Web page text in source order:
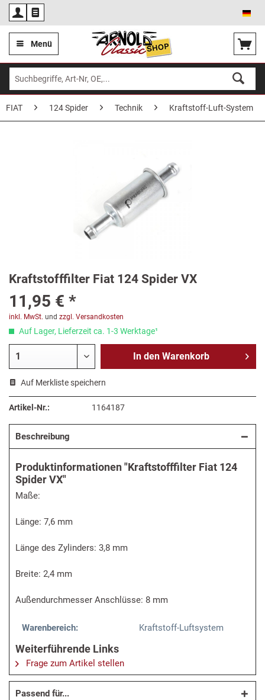
Menü
FIAT 124 Spider Technik Kraftstoff-Luft-System
Kraftstofffilter Fiat 124 Spider VX
11,95 € *
inkl. MwSt. und zzgl. Versandkosten
Auf Lager, Lieferzeit ca. 1-3 Werktage¹
In den Warenkorb
Auf Merkliste speichern
Artikel-Nr.: 1164187
Beschreibung
Produktinformationen "Kraftstofffilter Fiat 124
Spider VX"
Maße:
Länge: 7,6 mm
Länge des Zylinders: 3,8 mm
Breite: 2,4 mm
Außendurchmesser Anschlüsse: 8 mm
Warenbereich: Kraftstoff-Luftsystem
Weiterführende Links
Frage zum Artikel stellen
Passend für...